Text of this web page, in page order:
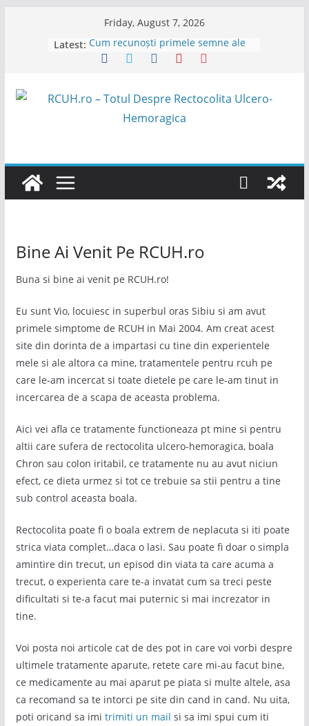
Friday, August 7, 2026
Latest: Cum recunoști primele semne ale
unui puseu de RCUH sau Crohn și
& tamari
Sânge în scaun: soluții imediate și
prevenție pentru RCUH
Speranță Nouă pentru Pacienții cu
Bine Ai Venit Pe RCUH.ro
Buna si bine ai venit pe RCUH.ro!
Eu sunt Vio, locuiesc in superbul oras Sibiu si am avut
primele simptome de RCUH in Mai 2004. Am creat acest
site din dorinta de a impartasi cu tine din experientele
mele si ale altora ca mine, tratamentele pentru rcuh pe
care le-am incercat si toate dietele pe care le-am tinut in
incercarea de a scapa de aceasta problema.
Aici vei afla ce tratamente functioneaza pt mine si pentru
altii care sufera de rectocolita ulcero-hemoragica, boala
Chron sau colon iritabil, ce tratamente nu au avut niciun
efect, ce dieta urmez si tot ce trebuie sa stii pentru a tine
sub control aceasta boala.
Rectocolita poate fi o boala extrem de neplacuta si iti poate
strica viata complet…daca o lasi. Sau poate fi doar o simpla
amintire din trecut, un episod din viata ta care acuma a
trecut, o experienta care te-a invatat cum sa treci peste
dificultati si te-a facut mai puternic si mai increzator in
tine.
Voi posta noi articole cat de des pot in care voi vorbi despre
ultimele tratamente aparute, retete care mi-au facut bine,
ce medicamente au mai aparut pe piata si multe altele, asa
ca recomand sa te intorci pe site din cand in cand. Nu uita,
poti oricand sa imi trimiti un mail si sa imi spui cum iti